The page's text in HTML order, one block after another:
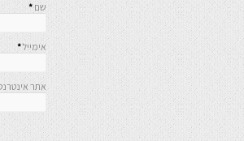
שם *
אימייל*
אתר